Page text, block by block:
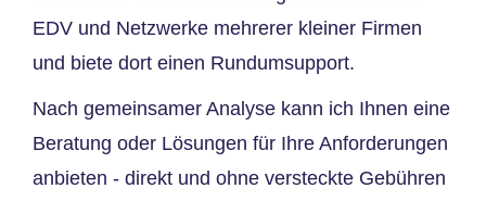
EDV und Netzwerke mehrerer kleiner Firmen
und biete dort einen Rundumsupport.
Nach gemeinsamer Analyse kann ich Ihnen eine
Beratung oder Lösungen für Ihre Anforderungen
anbieten - direkt und ohne versteckte Gebühren